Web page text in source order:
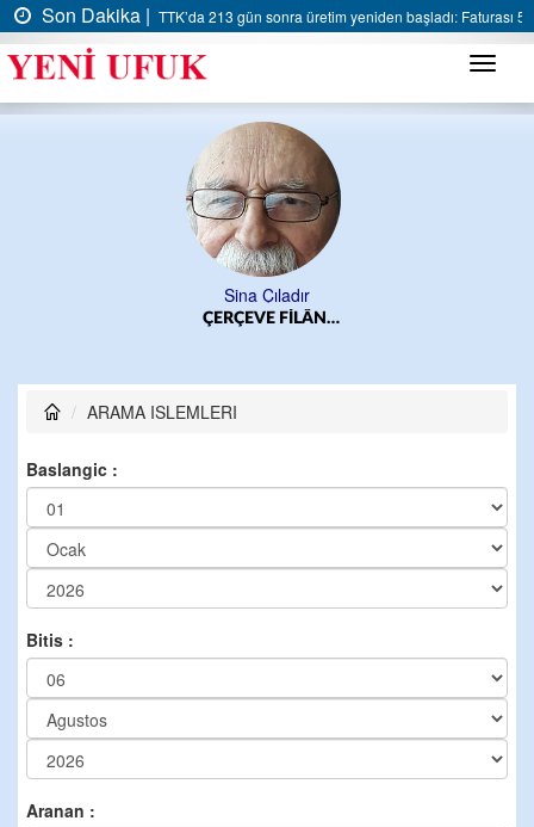
Son Dakika | TTK’da 213 gün sonra üretim yeniden başladı: Faturası 5
Menü
Sina Çıladır
ÇERÇEVE FİLÂN…
ARAMA ISLEMLERI
Baslangic :
Bitis :
Aranan :